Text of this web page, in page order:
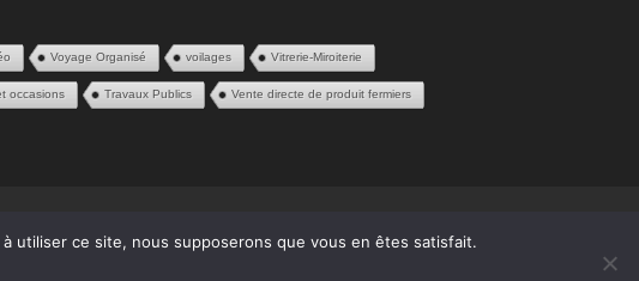
Voyage Organisé voilages Vitrerie-Miroiterie
occasions Travaux Publics Vente directe de produit fermiers
utiliser ce site, nous supposerons que vous en êtes satisfait.